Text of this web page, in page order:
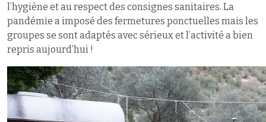
l’hygiène et au respect des consignes sanitaires. La
pandémie a imposé des fermetures ponctuelles mais les
groupes se sont adaptés avec sérieux et l’activité a bien
repris aujourd’hui !